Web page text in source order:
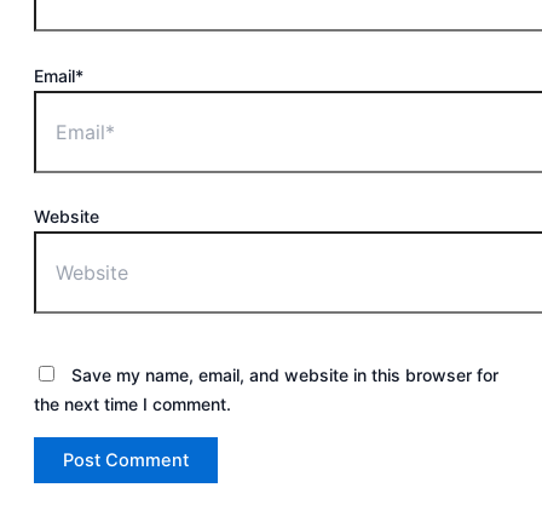
Email*
Website
Save my name, email, and website in this browser for
the next time I comment.